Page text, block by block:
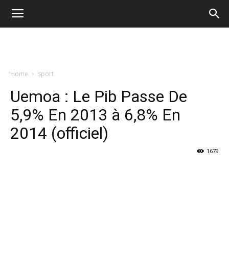
Home sport
Uemoa : Le Pib Passe De
5,9% En 2013 à 6,8% En
2014 (officiel)
1679